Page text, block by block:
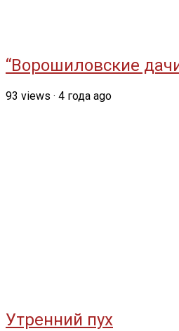
“Ворошиловские
93 views · 4 года ago
Утренний пух